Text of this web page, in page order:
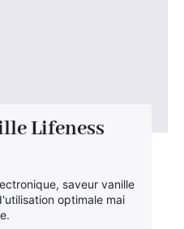
Lifeness
saveur vanille
optimale mai